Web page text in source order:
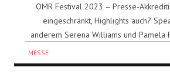
OMR Festival 2023 – Presse-
eingeschränkt, Highlights auch?
anderem Serena Williams und Pamela
MESSE